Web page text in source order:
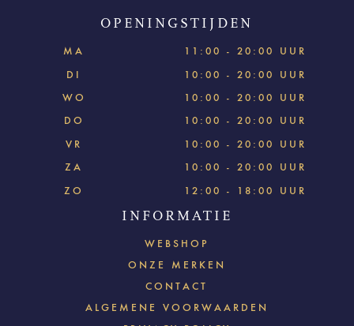
OPENINGSTIJDEN
MA
11:00 - 20:00 UUR
DI
10:00 - 20:00 UUR
WO
10:00 - 20:00 UUR
DO
10:00 - 20:00 UUR
VR
10:00 - 20:00 UUR
ZA
10:00 - 20:00 UUR
ZO
12:00 - 18:00 UUR
INFORMATIE
WEBSHOP
ONZE MERKEN
CONTACT
ALGEMENE VOORWAARDEN